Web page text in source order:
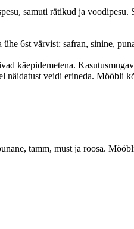
samuti rätikud ja voodipesu.
ühe 6st värvist: safran, sinine,
käepidemetena.
näidatust veidi erineda. Mööbli
tamm, must ja roosa.